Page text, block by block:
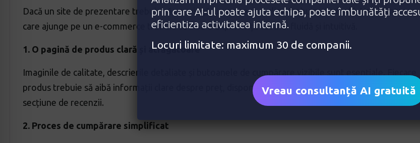
Dacă un site de prezentare trebuie să convingă, un magazin online trebuie săvândă. Un vizitator
care ajunge pe un e-commerce trebuie să aibă o experiență cât mai fluidă și intuitivă.
1. O pagină de produs clară și atrăgătoare
Imaginile de calitate, descrierile detaliate și butoanele de cumpărare vizibile sunt esențiale. Fiecare
produs trebuie să aibă informații clare despre preț, disponibilitate, beneficii și, dacă se poate, o
secțiune de recenzii.
2. Proces de cumpărare simplificat
prin care AI-ul poate ajuta echipa, poate îmbunătăți
eficientiza activitatea internă.
Locuri limitate: maximum 30 de companii.
Vreau consultanță AI gratuită